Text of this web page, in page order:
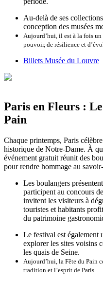
Au-delà de ses
conception des musées
Aujourd’hui, il est à la fois un
pouvoir, de résilience et
Billets Musée du Louvre
Paris en Fleurs :
Pain
Chaque printemps, Paris
historique de Notre-Dame. À
événement gratuit réunit des
pour rendre hommage au
Les boulangers
participent au concours
invitent les visiteurs à
touristes et habitants
du patrimoine
Le festival est également
explorer les sites voisins
les quais de Seine.
Aujourd’hui, la Fête du Pain
tradition et l’esprit de Paris.